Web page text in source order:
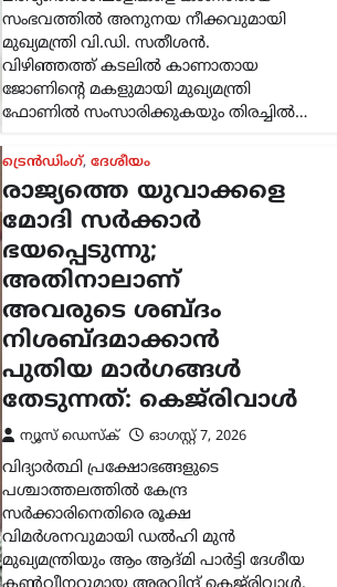
വിദ്യാർത്ഥി പ്രക്ഷോഭങ്ങളുടെ
പശ്ചാത്തലത്തിൽ കേന്ദ്ര
സർക്കാരിനെതിരെ രൂക്ഷ
വിമർശനവുമായി ഡൽഹി മുൻ
മുഖ്യമന്ത്രിയും ആം ആദ്മി പാർട്ടി ദേശീയ
കൺവീനറുമായ അരവിന്ദ് കെജ്‌രിവാൾ.
രാജ്യത്തെ യുവാക്കളെ മോദി…
ട്രെൻഡിംഗ്,ദേശീയം
സമൃദ്ധമായ മഴയ്ക്കായി
‘വരുണയാഗം’; ഓഗസ്റ്റ്
10-ന് പ്രത്യേക
ചടങ്ങുമായി തെലങ്കാന
സർക്കാർ
ന്യൂസ് ഡെസ്ക് ഓഗസ്റ്റ്‌ 7, 2026
സംസ്ഥാനത്ത് സമൃദ്ധമായ മഴയും മികച്ച
വിളവെടുപ്പും ലഭിക്കണമെന്ന
പ്രാർത്ഥനയോടെ ഓഗസ്റ്റ് 10-ന്
‘വരുണയാഗം’ നടത്താൻ തെലങ്കാന
സർക്കാർ തീരുമാനിച്ചു. മുഖ്യമന്ത്രി
രേവന്ത് റെഡ്ഢിയുടെ
നിർദേശപ്രകാരമാണ് ചടങ്ങ്
സംഘടിപ്പിക്കുന്നത്.…